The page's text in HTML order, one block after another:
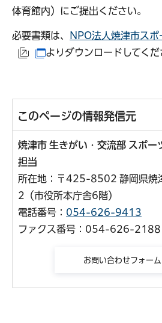
体育館内）にご提出ください。
必要書類は、 NPO法人焼津市ス
（外部サイトへリンク）
（別ウインドウで開きま
よりダウンロードしてくだ
このページの情報発信元
焼津市 生きがい・交流部 スポ
担当
所在地：〒425-8502 静岡県焼
2（市役所本庁舎6階）
電話番号： 054-626-9413
ファクス番号：054-626-2188